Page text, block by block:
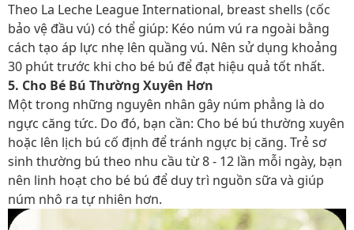
Theo La Leche League International, breast shells (cốc
bảo vệ đầu vú) có thể giúp: Kéo núm vú ra ngoài bằng
cách tạo áp lực nhẹ lên quầng vú. Nên sử dụng khoảng
30 phút trước khi cho bé bú để đạt hiệu quả tốt nhất.
5. Cho Bé Bú Thường Xuyên Hơn
Một trong những nguyên nhân gây núm phẳng là do
ngực căng tức. Do đó, bạn cần: Cho bé bú thường xuyên
hoặc lên lịch bú cố định để tránh ngực bị căng. Trẻ sơ
sinh thường bú theo nhu cầu từ 8 - 12 lần mỗi ngày, bạn
nên linh hoạt cho bé bú để duy trì nguồn sữa và giúp
núm nhô ra tự nhiên hơn.